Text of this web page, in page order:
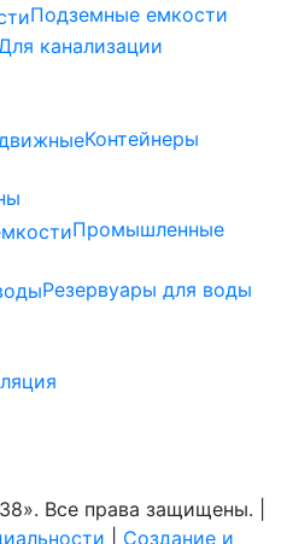
Подземные емкости
канализации
Контейнеры
Промышленные
Резервуары для воды
Все права защищены. |
Создание и